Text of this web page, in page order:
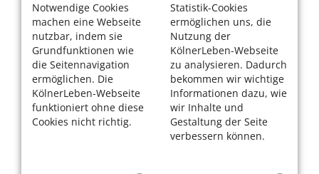
Notwendige Cookies
machen eine Webseite
nutzbar, indem sie
Grundfunktionen wie
die Seitennavigation
ermöglichen. Die
KölnerLeben-Webseite
funktioniert ohne diese
Cookies nicht richtig.
Statistik-Cookies
ermöglichen uns, die
Nutzung der
KölnerLeben-Webseite
zu analysieren. Dadurch
bekommen wir wichtige
Informationen dazu, wie
wir Inhalte und
Gestaltung der Seite
verbessern können.